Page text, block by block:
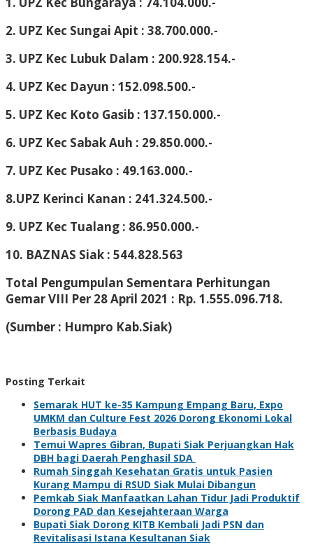
2. UPZ Kec Sungai Apit : 38.700.000.-
3. UPZ Kec Lubuk Dalam : 200.928.154.-
4. UPZ Kec Dayun : 152.098.500.-
5. UPZ Kec Koto Gasib : 137.150.000.-
6. UPZ Kec Sabak Auh : 29.850.000.-
7. UPZ Kec Pusako : 49.163.000.-
8.UPZ Kerinci Kanan : 241.324.500.-
9. UPZ Kec Tualang : 86.950.000.-
10. BAZNAS Siak : 544.828.563
Total Pengumpulan Sementara Perhitungan
Gemar VIII Per 28 April 2021 : Rp. 1.555.096.718.
(Sumber : Humpro Kab.Siak)
Posting Terkait
Semarak HUT ke-35 Kampung Empang Baru, Expo
UMKM dan Culture Fest 2026 Dorong Ekonomi Lokal
Berbasis Budaya
Temui Wapres Gibran, Bupati Siak Perjuangkan Hak
DBH bagi Daerah Penghasil SDA
Rumah Singgah Kesehatan Gratis untuk Pasien
Kurang Mampu di RSUD Siak Mulai Dibangun
Pemkab Siak Manfaatkan Lahan Tidur Jadi Produktif
Dorong PAD dan Kesejahteraan Warga
Bupati Siak Dorong KITB Kembali Jadi PSN dan
Revitalisasi Istana Kesultanan Siak